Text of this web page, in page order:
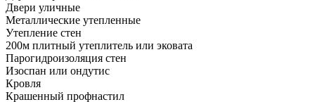
Двери уличные
Металлические утепленные
Утепление стен
200м плитный утеплитель или эковата
Парогидроизоляция стен
Изоспан или ондутис
Кровля
Крашенный профнастил